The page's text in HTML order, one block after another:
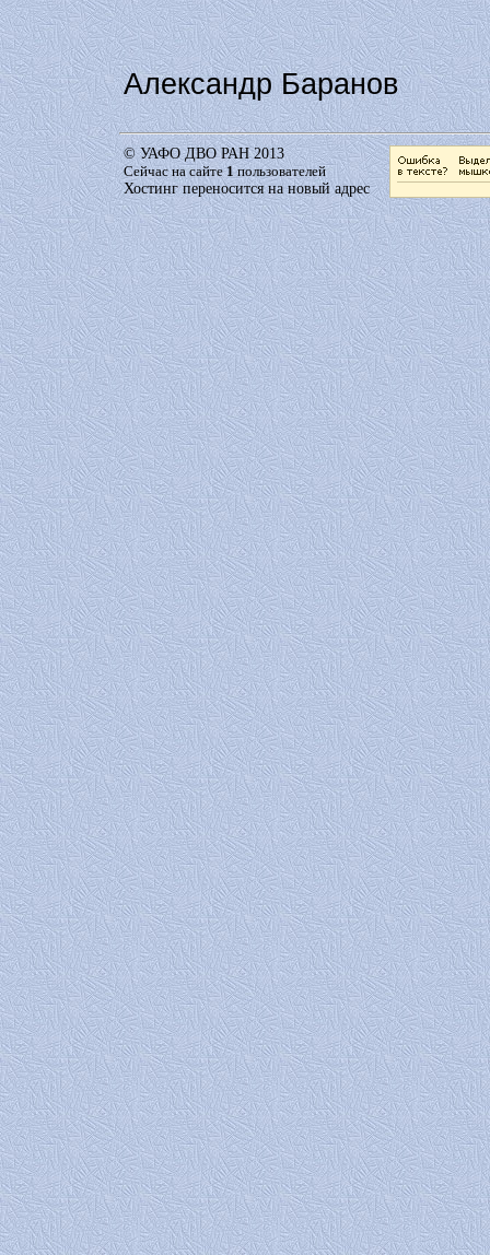
Александр Баранов
© УАФО ДВО РАН 2013
Сейчас на сайте1пользователей
Хостинг переносится на новый адрес